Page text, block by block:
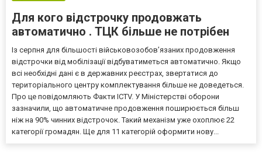
Для кого відстрочку продовжать
автоматично . ТЦК більше не потрібен
Із серпня для більшості військовозобов’язаних продовження
відстрочки від мобілізації відбуватиметься автоматично. Якщо
всі необхідні дані є в державних реєстрах, звертатися до
територіального центру комплектування більше не доведеться.
Про це повідомляють Факти ICTV. У Міністерстві оборони
зазначили, що автоматичне продовження поширюється більш
ніж на 90% чинних відстрочок. Такий механізм уже охоплює 22
категорії громадян. Ще для 11 категорій оформити нову...